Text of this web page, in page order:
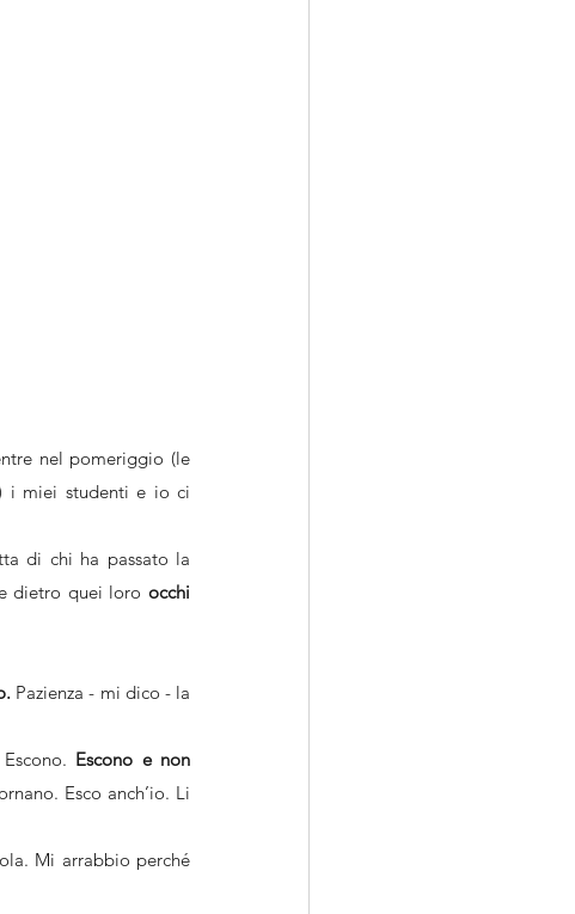
nel pomeriggio (le
i miei studenti e io ci
di chi ha passato la
dietro quei loro occhi
Pazienza - mi dico - la
Escono e non
Esco anch’io. Li
Mi arrabbio perché